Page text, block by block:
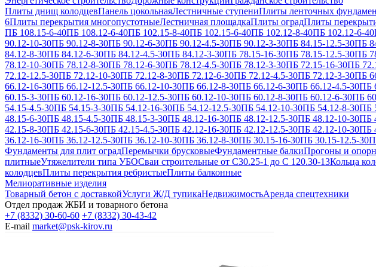
Плиты днищ колодцевПанель цокольнаяЛестничные ступениПлиты ленточных
6Плиты перекрытия многопустотныеЛестничная площадкаПлиты оградПлиты
ПБ 108.15-6-40ПБ 108.12-6-40ПБ 102.15-8-40ПБ 102.15-6-40ПБ 102.12-8-40ПБ 102.12-6-40
90.12-10-30ПБ 90.12-8-30ПБ 90.12-6-30ПБ 90.12-4.5-30ПБ 90.12-3-30ПБ 84.15-12.5-30ПБ
84.12-8-30ПБ 84.12-6-30ПБ 84.12-4.5-30ПБ 84.12-3-30ПБ 78.15-16-30ПБ 78.15-12.5-30ПБ
78.12-10-30ПБ 78.12-8-30ПБ 78.12-6-30ПБ 78.12-4.5-30ПБ 78.12-3-30ПБ 72.15-16-30ПБ
72.12-12.5-30ПБ 72.12-10-30ПБ 72.12-8-30ПБ 72.12-6-30ПБ 72.12-4.5-30ПБ 72.12-3-30ПБ
66.12-16-30ПБ 66.12-12.5-30ПБ 66.12-10-30ПБ 66.12-8-30ПБ 66.12-6-30ПБ 66.12-4.5-30ПБ
60.15-3-30ПБ 60.12-16-30ПБ 60.12-12.5-30ПБ 60.12-10-30ПБ 60.12-8-30ПБ 60.12-6-30ПБ
54.15-4.5-30ПБ 54.15-3-30ПБ 54.12-16-30ПБ 54.12-12.5-30ПБ 54.12-10-30ПБ 54.12-8-30ПБ
48.15-6-30ПБ 48.15-4.5-30ПБ 48.15-3-30ПБ 48.12-16-30ПБ 48.12-12.5-30ПБ 48.12-10-30ПБ
42.15-8-30ПБ 42.15-6-30ПБ 42.15-4.5-30ПБ 42.12-16-30ПБ 42.12-12.5-30ПБ 42.12-10-30ПБ
36.12-16-30ПБ 36.12-12.5-30ПБ 36.12-10-30ПБ 36.12-8-30ПБ 30.15-16-30ПБ 30.15-12.5-30
Фундаменты для плит оградПеремычки брусковыеФундаментные балкиПрогоны и
плитныеУтяжелители типа УБОСваи строительные от С30.25-1 до С 120.30-13Кольца
колодцевПлиты перекрытия ребристыеПлиты балконные
Мелиоративные изделия
Товарный бетон с доставкойУслуги Ж/Д тупикаНедвижимостьАренда спецтехники
Отдел продаж ЖБИ и товарного бетона
+7 (8332) 30-60-60 +7 (8332) 30-43-42
E-mail market@psk-kirov.ru